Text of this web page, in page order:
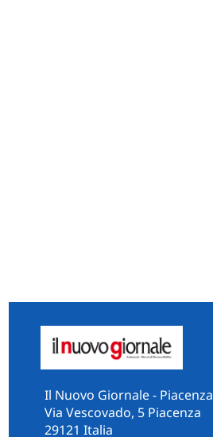
Il Nuovo Giornale - Piacenza
Via Vescovado, 5 Piacenza
29121 Italia